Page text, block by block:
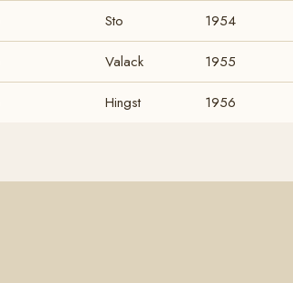
Sto 1954
Valack 1955
Hingst 1956